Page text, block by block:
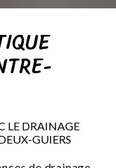
LE DRAINAGE
GUIERS